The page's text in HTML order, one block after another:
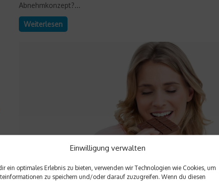
Einwilligung verwalten
ein optimales Erlebnis zu bieten, verwenden wir Technologien wie Cookies, um
zu speichern und/oder darauf zuzugreifen. Wenn du diesen
Abnehmkonzept?...
Weiterlesen
Ratgeber Ernährung